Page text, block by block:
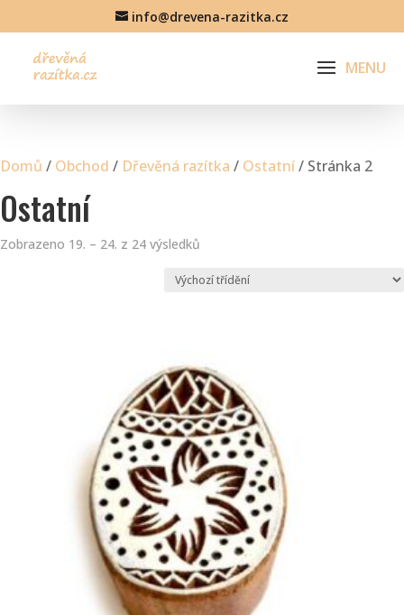
info@drevena-razitka.cz
Domů / Obchod / Dřevěná razítka / Ostatní/ Stránka 2
Ostatní
Zobrazeno 19. – 24. z 24 výsledků